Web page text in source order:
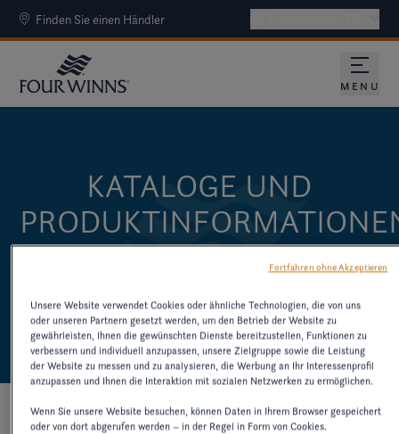
Finden Sie einen Händler
MENU
KATALOGE UND
HERUNTER
Unsere Website verwendet Cookies oder ähnliche Technologien, die von uns
oder unseren Partnern gesetzt werden, um den Betrieb der Website zu
gewährleisten, Ihnen die gewünschten Dienste bereitzustellen, Funktionen zu
verbessern und individuell anzupassen, unsere Zielgruppe sowie die Leistung
der Website zu messen und zu analysieren, die Werbung an Ihr Interessenprofil
anzupassen und Ihnen die Interaktion mit sozialen Netzwerken zu ermöglichen.
Wenn Sie unsere Website besuchen, können Daten in Ihrem Browser gespeichert
oder von dort abgerufen werden – in der Regel in Form von Cookies.
Fortfahren ohne Akzeptieren